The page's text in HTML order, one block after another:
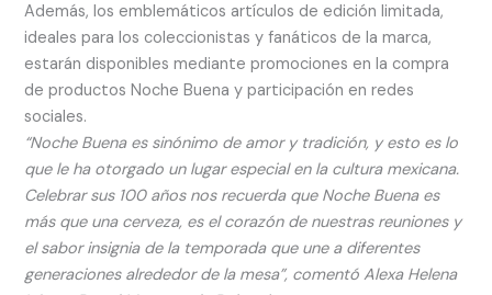
Además, los emblemáticos artículos de edición limitada,
ideales para los coleccionistas y fanáticos de la marca,
estarán disponibles mediante promociones en la compra
de productos Noche Buena y participación en redes
sociales.
“Noche Buena es sinónimo de amor y tradición, y esto es lo
que le ha otorgado un lugar especial en la cultura mexicana.
Celebrar sus 100 años nos recuerda que Noche Buena es
más que una cerveza, es el corazón de nuestras reuniones y
el sabor insignia de la temporada que une a diferentes
generaciones alrededor de la mesa”, comentó Alexa Helena